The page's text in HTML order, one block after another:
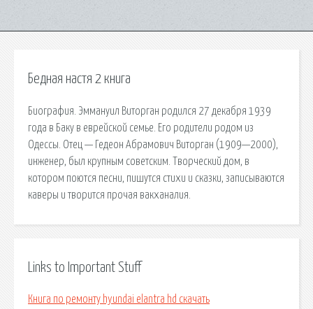
Бедная настя 2 книга
Биография. Эммануил Виторган родился 27 декабря 1939
года в Баку в еврейской семье. Его родители родом из
Одессы. Отец — Гедеон Абрамович Виторган (1909—2000),
инженер, был крупным советским. Творческий дом, в
котором поются песни, пишутся стихи и сказки, записываются
каверы и творится прочая вакханалия.
Links to Important Stuff
Книга по ремонту hyundai elantra hd скачать